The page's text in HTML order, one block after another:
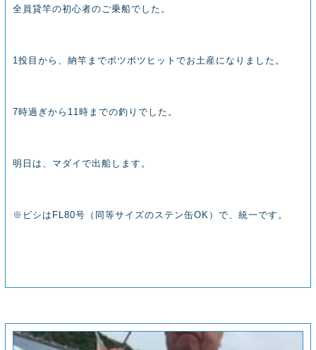
全員貸竿の初心者のご乗船でした。
1投目から、納竿までポツポツヒットでお土産になりました。
7時過ぎから11時までの釣りでした。
明日は、マダイで出船します。
※ビシはFL80号（同等サイズのステン缶OK）で、統一です。